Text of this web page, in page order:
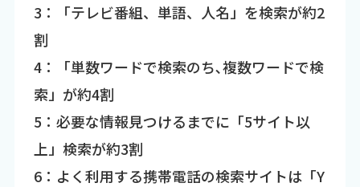
3：「テレビ番組、単語、人名」を検索が約2
割
4：「単数ワードで検索のち､複数ワードで検
索」が約4割
5：必要な情報見つけるまでに「5サイト以
上」検索が約3割
6：よく利用する携帯電話の検索サイトは「Y